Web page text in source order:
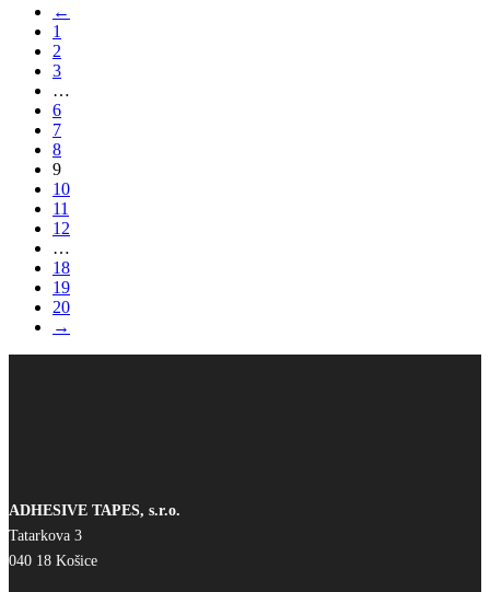
←
1
2
3
…
6
7
8
9
10
11
12
…
18
19
20
→
ADHESIVE TAPES, s.r.o.
Tatarkova 3
040 18 Košice